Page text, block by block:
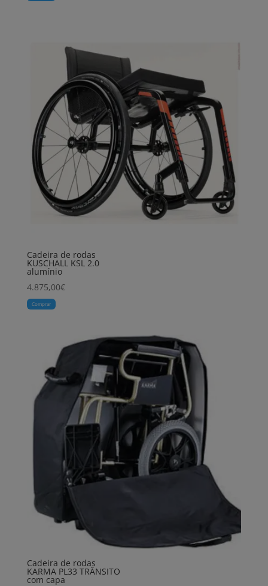
Cadeira de rodas
KUSCHALL KSL 2.0
alumínio
4.875,00€
Comprar
Cadeira de rodas
KARMA PL33 TRÂNSITO
com capa